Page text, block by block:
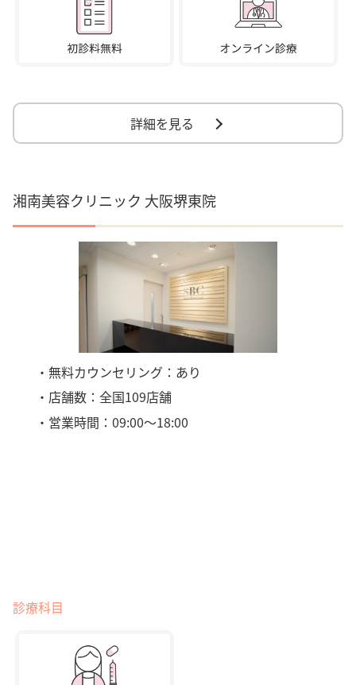
詳細を見る
湘南美容クリニック 大阪堺東院
・無料カウンセリング：あり
・店舗数：全国109店舗
・営業時間：09:00〜18:00
診療科目